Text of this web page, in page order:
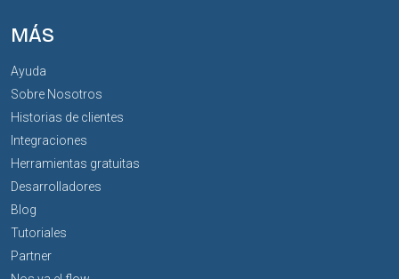
MÁS
Ayuda
Sobre Nosotros
Historias de clientes
Integraciones
Herramientas gratuitas
Desarrolladores
Blog
Tutoriales
Partner